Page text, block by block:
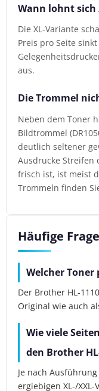
Wann lohnt sich
Die XL-Variante
Preis pro Seite
aus.
Die Trommel
Neben dem Toner
Bildtrommel
deutlich seltener
Ausdrucke Streifen
frisch ist, ist meist
Trommeln finden
Häufige
Welcher Toner
Der Brother HL-
Original wie auch
Wie viele
den Brother
Je nach
ergiebigen XL-/